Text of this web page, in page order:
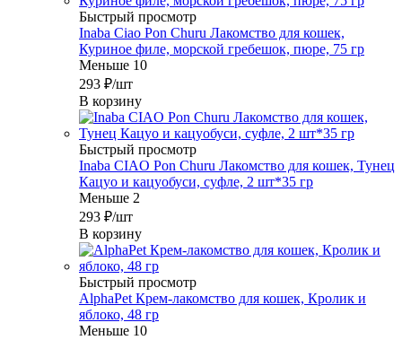
Быстрый просмотр
Inaba Ciao Pon Churu Лакомство для кошек,
Куриное филе, морской гребешок, пюре, 75 гр
Меньше 10
293 ₽/шт
В корзину
Быстрый просмотр
Inaba CIAO Pon Churu Лакомство для кошек, Тунец
Кацуо и кацуобуси, суфле, 2 шт*35 гр
Меньше 2
293 ₽/шт
В корзину
Быстрый просмотр
AlphaPet Крем-лакомство для кошек, Кролик и
яблоко, 48 гр
Меньше 10